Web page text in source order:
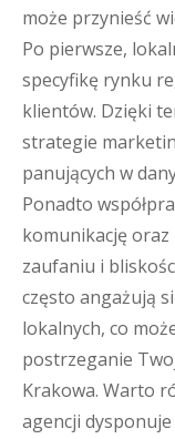
może przynieść
Po pierwsze,
specyfikę rynku
klientów. Dzięki
strategie
panujących w
Ponadto
komunikację
zaufaniu i
często angażują
lokalnych, co
postrzeganie
Krakowa. Warto
agencji